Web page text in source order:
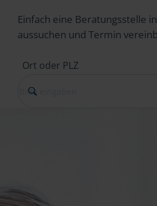
Einfach eine Beratungsstelle
aussuchen und Termin
Ort oder PLZ